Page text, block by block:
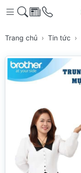
Trang chủ Tin tức